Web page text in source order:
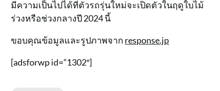
มีความเป็นไปได้ที่ตัวรถรุ่นใหม่จะเปิดตัวในฤดูใบไม้
ร่วงหรือช่วงกลางปี 2024 นี้
ขอบคุณข้อมูลและรูปภาพจาก response.jp
[adsforwp id=”1302″]